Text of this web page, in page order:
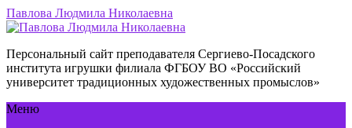
Павлова Людмила Николаевна
Персональный сайт преподавателя Сергиево-Посадского
института игрушки филиала ФГБОУ ВО «Российский
университет традиционных художественных промыслов»
Меню